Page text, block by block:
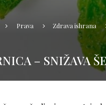
Prava Zdrava ishrana
– SNIŽAVA